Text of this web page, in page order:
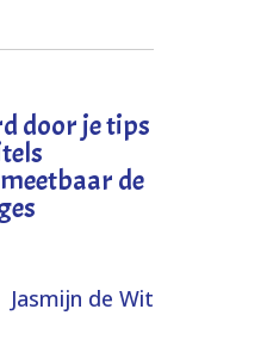
door je tips
de
Jasmijn de Wit